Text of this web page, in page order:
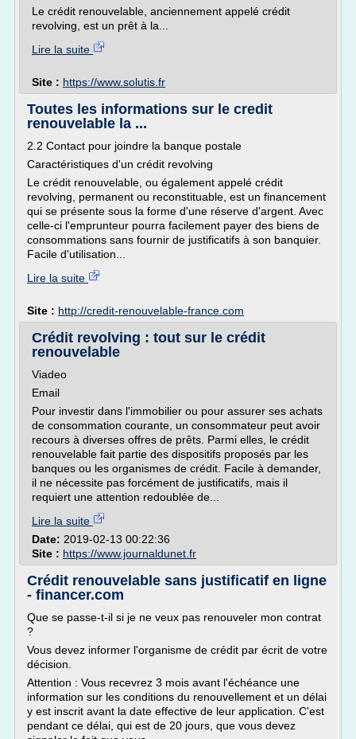
Le crédit renouvelable, anciennement appelé crédit
revolving, est un prêt à la...
Lire la suite
Site : https://www.solutis.fr
Toutes les informations sur le credit
renouvelable la ...
2.2 Contact pour joindre la banque postale
Caractéristiques d'un crédit revolving
Le crédit renouvelable, ou également appelé crédit
revolving, permanent ou reconstituable, est un financement
qui se présente sous la forme d'une réserve d'argent. Avec
celle-ci l'emprunteur pourra facilement payer des biens de
consommations sans fournir de justificatifs à son banquier.
Facile d'utilisation...
Lire la suite
Site : http://credit-renouvelable-france.com
Crédit revolving : tout sur le crédit
renouvelable
Viadeo
Email
Pour investir dans l'immobilier ou pour assurer ses achats
de consommation courante, un consommateur peut avoir
recours à diverses offres de prêts. Parmi elles, le crédit
renouvelable fait partie des dispositifs proposés par les
banques ou les organismes de crédit. Facile à demander,
il ne nécessite pas forcément de justificatifs, mais il
requiert une attention redoublée de...
Lire la suite
Date: 2019-02-13 00:22:36
Site : https://www.journaldunet.fr
Crédit renouvelable sans justificatif en ligne
- financer.com
Que se passe-t-il si je ne veux pas renouveler mon contrat
?
Vous devez informer l'organisme de crédit par écrit de votre
décision.
Attention : Vous recevrez 3 mois avant l'échéance une
information sur les conditions du renouvellement et un délai
y est inscrit avant la date effective de leur application. C'est
pendant ce délai, qui est de 20 jours, que vous devez